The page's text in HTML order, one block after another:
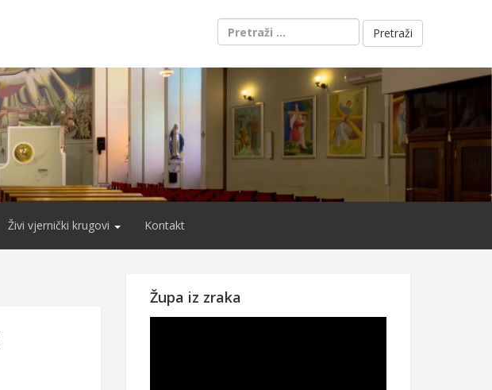
Pretraži:
Živi vjernički krugovi Kontakt
Župa iz zraka